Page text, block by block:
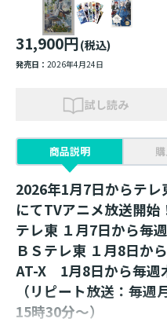
31,900円(税込)
発売日： 2026年4月24日
試し読み
商品説明
2026年1月7日からテ
にてTVアニメ放送開始
テレ東 １月7日から毎
ＢＳテレ東 １月8日か
AT-X 1月8日から毎週
（リピート放送：毎
15時30分～）